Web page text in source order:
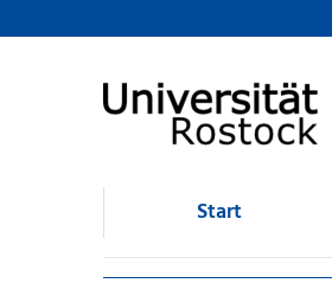
Browsen
direkt zum Inhalt
Start